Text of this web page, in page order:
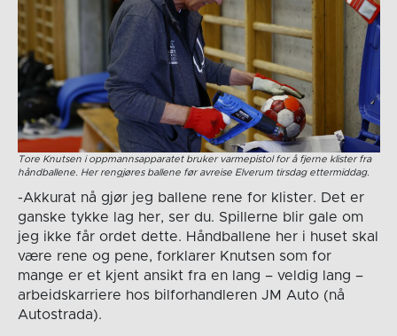
Tore Knutsen i oppmannsapparatet bruker varmepistol for å fjerne klister fra
håndballene. Her rengjøres ballene før avreise Elverum tirsdag ettermiddag.
-Akkurat nå gjør jeg ballene rene for klister. Det er
ganske tykke lag her, ser du. Spillerne blir gale om
jeg ikke får ordet dette. Håndballene her i huset skal
være rene og pene, forklarer Knutsen som for
mange er et kjent ansikt fra en lang – veldig lang –
arbeidskarriere hos bilforhandleren JM Auto (nå
Autostrada).